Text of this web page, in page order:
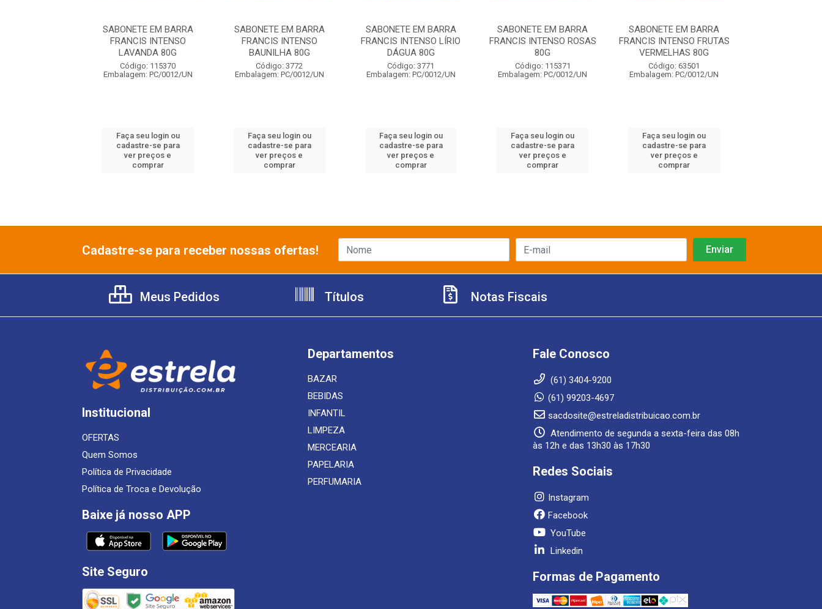
SABONETE EM BARRA
FRANCIS INTENSO
LAVANDA 80G
Código: 115370
Embalagem: PC/0012/UN
Faça seu login ou
cadastre-se para
ver preços e
comprar
SABONETE EM BARRA
FRANCIS INTENSO
BAUNILHA 80G
Código: 3772
Embalagem: PC/0012/UN
Faça seu login ou
cadastre-se para
ver preços e
comprar
SABONETE EM BARRA
FRANCIS INTENSO LÍRIO
DÁGUA 80G
Código: 3771
Embalagem: PC/0012/UN
Faça seu login ou
cadastre-se para
ver preços e
comprar
SABONETE EM BARRA
FRANCIS INTENSO ROSAS
80G
Código: 115371
Embalagem: PC/0012/UN
Faça seu login ou
cadastre-se para
ver preços e
comprar
SABONETE EM BARRA
FRANCIS INTENSO FRUTAS
VERMELHAS 80G
Código: 63501
Embalagem: PC/0012/UN
Faça seu login ou
cadastre-se para
ver preços e
comprar
Cadastre-se para receber nossas ofertas!
Meus Pedidos Títulos Notas Fiscais
Institucional
OFERTAS
Quem Somos
Política de Privacidade
Política de Troca e Devolução
Baixe já nosso APP
Site Seguro
Departamentos
BAZAR
BEBIDAS
INFANTIL
LIMPEZA
MERCEARIA
PAPELARIA
PERFUMARIA
Fale Conosco
(61) 3404-9200
(61) 99203-4697
sacdosite@estreladistribuicao.com.br
Atendimento de segunda a sexta-feira das 08h
às 12h e das 13h30 às 17h30
Redes Sociais
Instagram
Facebook
YouTube
Linkedin
Formas de Pagamento